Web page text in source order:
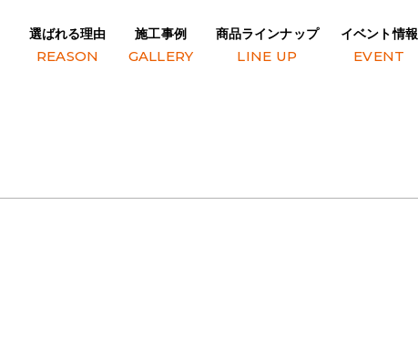
選ばれる理由
REASON
施工事例
GALLERY
商品ラインナップ
LINE UP
イベント情報
EVENT